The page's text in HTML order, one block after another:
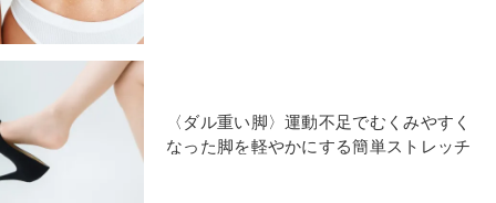
〈ダル重い脚〉運動不足でむくみやすく
なった脚を軽やかにする簡単ストレッチ